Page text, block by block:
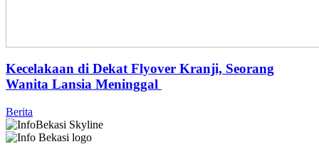
Kecelakaan di Dekat Flyover Kranji, Seorang
Wanita Lansia Meninggal
Berita